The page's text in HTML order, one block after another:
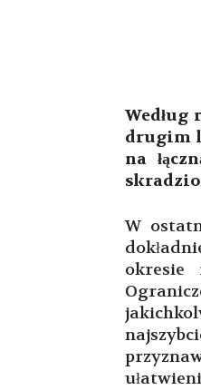
drugim
na
W
okresie